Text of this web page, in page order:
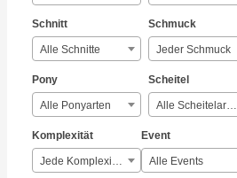
Schnitt
Alle Schnitte
Schmuck
Jeder Schmuck
Pony
Alle Ponyarten
Scheitel
Alle Scheitelarten
Komplexität
Jede Komplexität
Event
Alle Events